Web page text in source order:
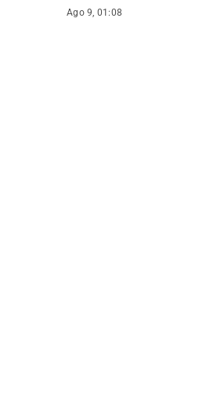
Ago 9, 01:08